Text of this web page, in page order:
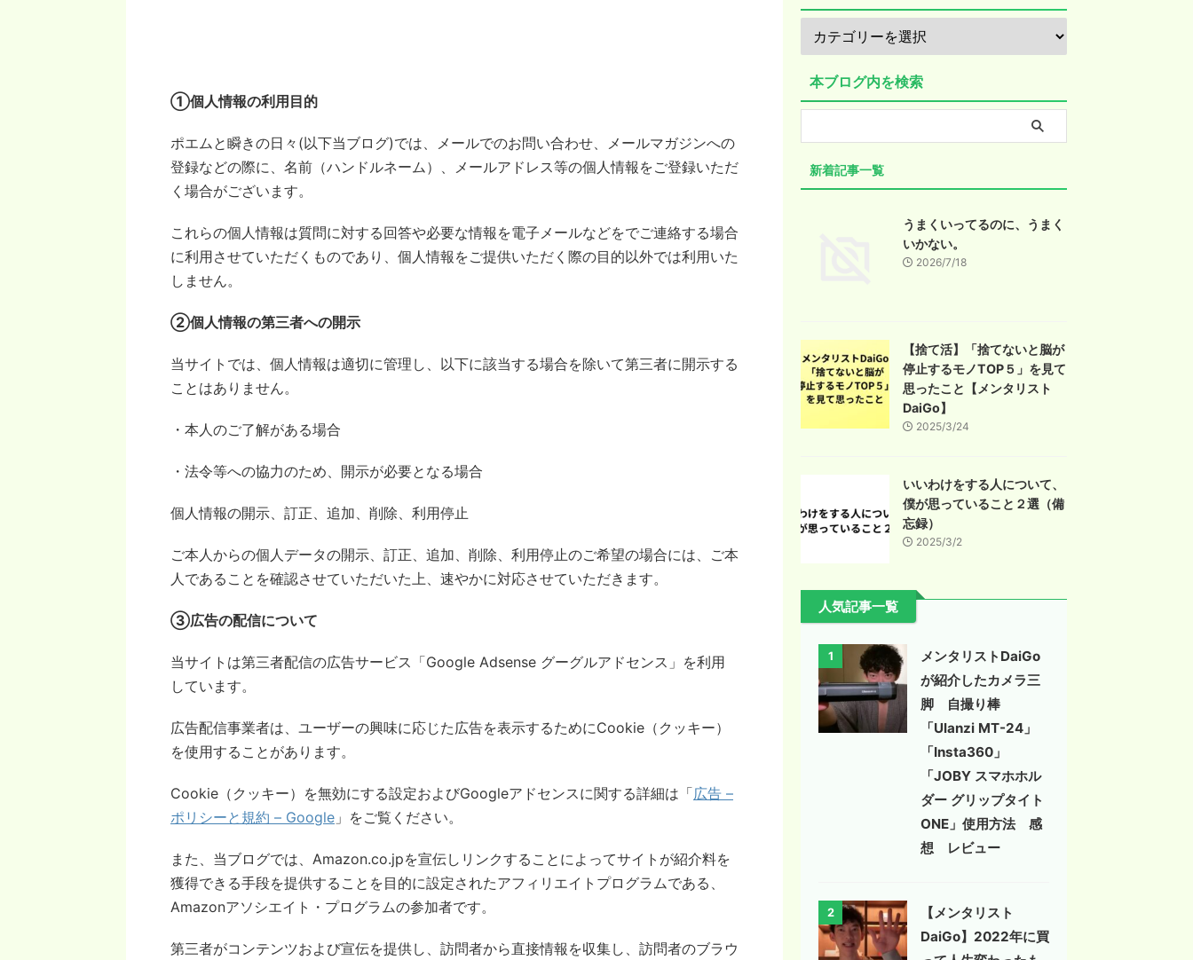
①個人情報の利用目的
ポエムと瞬きの日々 (以下当ブログ)では、メールでのお問い合わせ、メールマガジンへの
登録などの際に、名前（ハンドルネーム）、メールアドレス等の個人情報をご登録いただ
く場合がございます。
これらの個人情報は質問に対する回答や必要な情報を電子メールなどをでご連絡する場合
に利用させていただくものであり、個人情報をご提供いただく際の目的以外では利用いた
しません。
②個人情報の第三者への開示
当サイトでは、個人情報は適切に管理し、以下に該当する場合を除いて第三者に開示する
ことはありません。
・本人のご了解がある場合
・法令等への協力のため、開示が必要となる場合
個人情報の開示、訂正、追加、削除、利用停止
ご本人からの個人データの開示、訂正、追加、削除、利用停止のご希望の場合には、ご本
人であることを確認させていただいた上、速やかに対応させていただきます。
③広告の配信について
当サイトは第三者配信の広告サービス「Google Adsense グーグルアドセンス」を利用
しています。
広告配信事業者は、ユーザーの興味に応じた広告を表示するためにCookie（クッキー）
を使用することがあります。
Cookie（クッキー）を無効にする設定およびGoogleアドセンスに関する詳細は「広告 –
ポリシーと規約 – Google 」をご覧ください。
また、当ブログでは、Amazon.co.jpを宣伝しリンクすることによってサイトが紹介料を
獲得できる手段を提供することを目的に設定されたアフィリエイトプログラムである、
Amazonアソシエイト・プログラムの参加者です。
第三者がコンテンツおよび宣伝を提供し、訪問者から直接情報を収集し、訪問者のブラウ
本ブログ内を検索
新着記事一覧
うまくいってるのに、うまく
いかない。
2026/7/18
【捨て活】「捨てないと脳が
停止するモノTOP５」を見て
思ったこと【メンタリスト
DaiGo】
2025/3/24
いいわけをする人について、
僕が思っていること２選（備
忘録）
2025/3/2
人気記事一覧
1
メンタリストDaiGo
が紹介したカメラ三
脚 自撮り棒
「Ulanzi MT-24」
「Insta360」
「JOBY スマホホル
ダー グリップタイト
ONE」使用方法 感
想 レビュー
2
【メンタリスト
DaiGo】2022年に買